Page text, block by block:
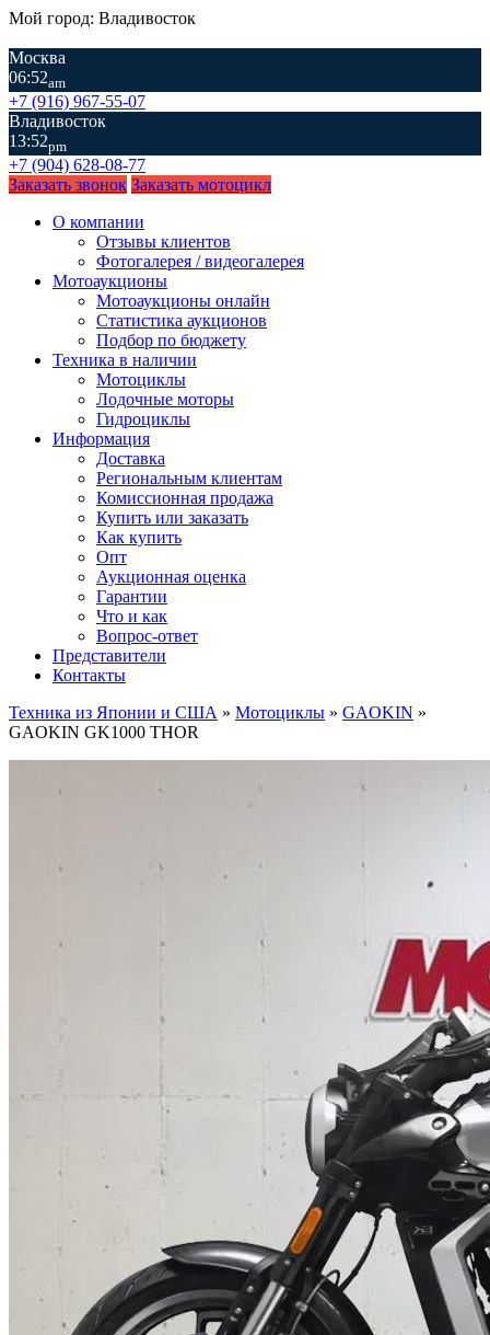
Мой город: Владивосток
Москва
06:52am
+7 (916) 967-55-07
Владивосток
13:52pm
+7 (904) 628-08-77
Заказать звонок Заказать мотоцикл
О компании
Отзывы клиентов
Фотогалерея / видеогалерея
Мотоаукционы
Мотоаукционы онлайн
Статистика аукционов
Подбор по бюджету
Техника в наличии
Мотоциклы
Лодочные моторы
Гидроциклы
Информация
Доставка
Региональным клиентам
Комиссионная продажа
Купить или заказать
Как купить
Опт
Аукционная оценка
Гарантии
Что и как
Вопрос-ответ
Представители
Контакты
Техника из Японии и США » Мотоциклы » GAOKIN »
GAOKIN GK1000 THOR